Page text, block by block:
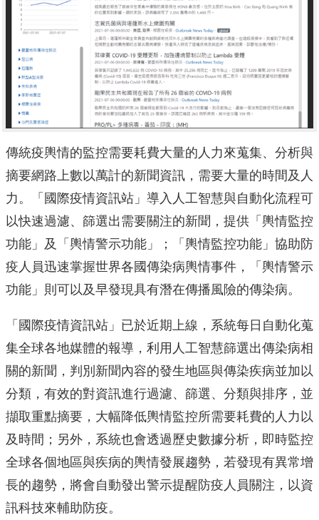
傳統疫輿情的監控需要耗費大量的人力來蒐集、分析與
摘要網路上數以萬計的新聞資訊，需要大量的時間及人
力。「國際疫情資訊站」導入人工智慧與自動化流程可
以快速過濾、篩選出需要關注的新聞，提供「輿情監控
功能」及「輿情警示功能」；「輿情監控功能」協助防
疫人員迅速掌握世界各國傳染病輿情事件，「輿情警示
功能」則可以及早發現具有潛在傳播風險的傳染病。
「國際疫情資訊站」已於近期上線，系統每日自動化蒐
集全球各地媒體的報導，利用人工智慧篩選出傳染病相
關的新聞，判別新聞內容的發生地區與傳染疾病並加以
分類，有效的對資訊進行過濾、篩選、分類與排序，並
擷取重點摘要，大幅降低輿情監控所需要耗費的人力以
及時間；另外，系統也會透過歷史數據分析，即時監控
全球各個地區與疾病的輿情發展趨勢，若發現有異常增
長的趨勢，將會自動發出警示提醒防疫人員關注，以資
訊科技來輔助防疫。